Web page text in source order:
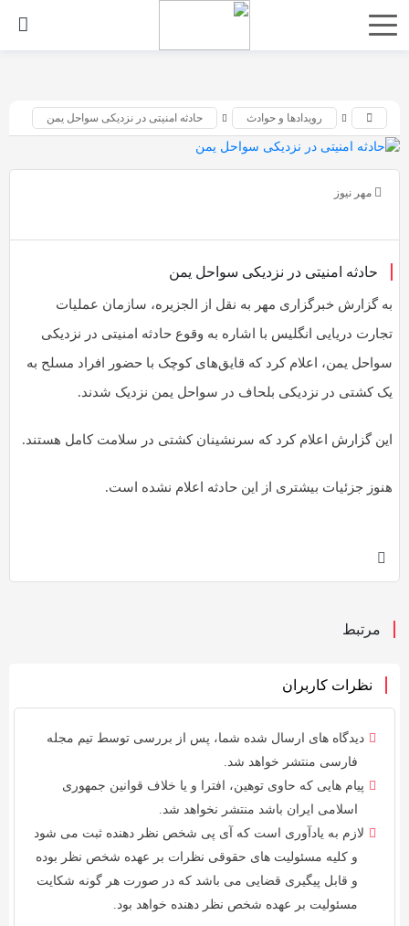
اشتراک
با
استفاده
روش‌های
می‌توانید
را
با
دوستان
خود
اشتراک
رویدادها و حوادث حادثه امنیتی در نزدیکی سواحل یمن
مهر نیوز
حادثه امنیتی در نزدیکی سواحل یمن
به گزارش خبرگزاری مهر به نقل از الجزیره، سازمان عملیات
تجارت دریایی انگلیس با اشاره به وقوع حادثه امنیتی در نزدیکی
سواحل یمن، اعلام کرد که قایق‌های کوچک با حضور افراد مسلح به
یک کشتی در نزدیکی بلحاف در سواحل یمن نزدیک شدند.
این گزارش اعلام کرد که سرنشینان کشتی در سلامت کامل هستند.
هنوز جزئیات بیشتری از این حادثه اعلام نشده است.
مرتبط
نظرات کاربران
دیدگاه های ارسال شده شما، پس از بررسی توسط تیم مجله
فارسی منتشر خواهد شد.
پیام هایی که حاوی توهین، افترا و یا خلاف قوانین جمهوری
اسلامی ایران باشد منتشر نخواهد شد.
لازم به یادآوری است که آی پی شخص نظر دهنده ثبت می شود
و کلیه مسئولیت های حقوقی نظرات بر عهده شخص نظر بوده
و قابل پیگیری قضایی می باشد که در صورت هر گونه شکایت
مسئولیت بر عهده شخص نظر دهنده خواهد بود.